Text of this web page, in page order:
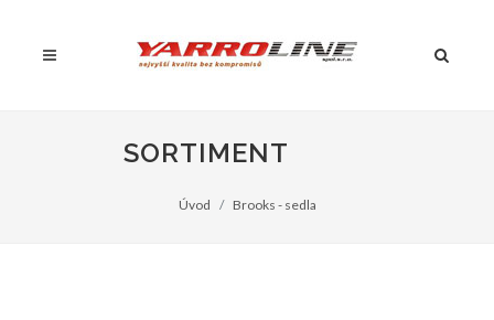
SORTIMENT
Úvod Brooks - sedla